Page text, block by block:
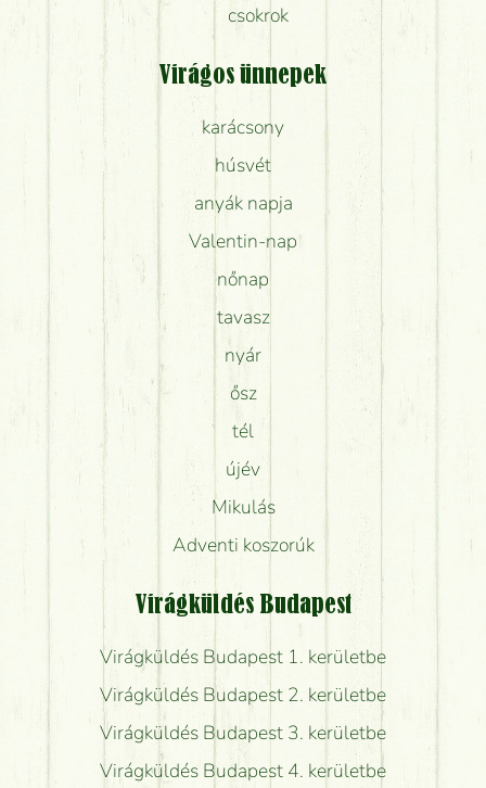
csokrok
Virágos ünnepek
karácsony
húsvét
anyák napja
Valentin-nap
nőnap
tavasz
nyár
ősz
tél
újév
Mikulás
Adventi koszorúk
Virágküldés Budapest
Virágküldés Budapest 1. kerületbe
Virágküldés Budapest 2. kerületbe
Virágküldés Budapest 3. kerületbe
Virágküldés Budapest 4. kerületbe